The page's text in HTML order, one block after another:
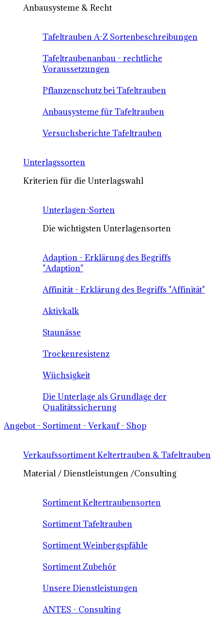
Anbausysteme & Recht
Tafeltrauben A-Z Sortenbeschreibungen
Tafeltraubenanbau - rechtliche
Voraussetzungen
Pflanzenschutz bei Tafeltrauben
Anbausysteme für Tafeltrauben
Versuchsberichte Tafeltrauben
Unterlagssorten
Kriterien für die Unterlagswahl
Unterlagen-Sorten
Die wichtigsten Unterlagensorten
Adaption - Erklärung des Begriffs
"Adaption"
Affinität - Erklärung des Begriffs "Affinität"
Aktivkalk
Staunässe
Trockenresistenz
Wüchsigkeit
Die Unterlage als Grundlage der
Qualitätssicherung
Angebot - Sortiment - Verkauf - Shop
Verkaufssortiment Keltertrauben & Tafeltrauben
Material / Dienstleistungen /Consulting
Sortiment Keltertraubensorten
Sortiment Tafeltrauben
Sortiment Weinbergspfähle
Sortiment Zubehör
Unsere Dienstleistungen
ANTES - Consulting